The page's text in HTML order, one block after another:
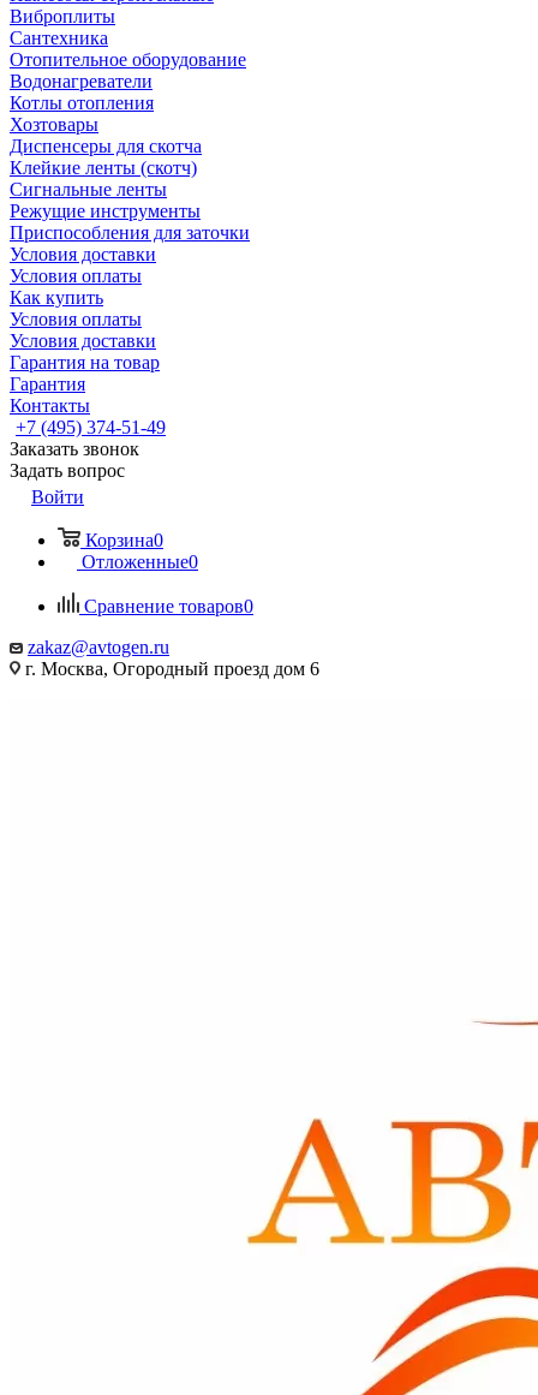
Виброплиты
Сантехника
Отопительное оборудование
Водонагреватели
Котлы отопления
Хозтовары
Диспенсеры для скотча
Клейкие ленты (скотч)
Сигнальные ленты
Режущие инструменты
Приспособления для заточки
Условия доставки
Условия оплаты
Как купить
Условия оплаты
Условия доставки
Гарантия на товар
Гарантия
Контакты
+7 (495) 374-51-49
Заказать звонок
Задать вопрос
Войти
Корзина0
Отложенные0
Сравнение товаров0
zakaz@avtogen.ru
г. Москва, Огородный проезд дом 6